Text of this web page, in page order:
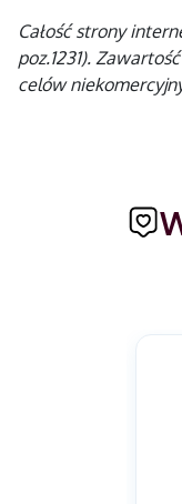
Całość strony
poz.1231).
celów